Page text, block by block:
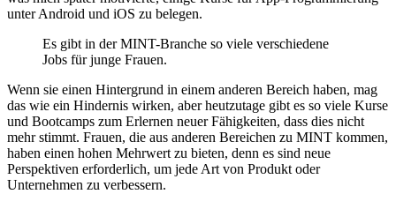
unter Android und iOS zu belegen.
Es gibt in der MINT-Branche so viele verschiedene
Jobs für junge Frauen.
Wenn sie einen Hintergrund in einem anderen Bereich haben, mag
das wie ein Hindernis wirken, aber heutzutage gibt es so viele Kurse
und Bootcamps zum Erlernen neuer Fähigkeiten, dass dies nicht
mehr stimmt. Frauen, die aus anderen Bereichen zu MINT kommen,
haben einen hohen Mehrwert zu bieten, denn es sind neue
Perspektiven erforderlich, um jede Art von Produkt oder
Unternehmen zu verbessern.